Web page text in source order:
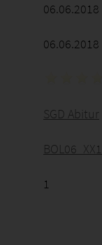
06.06.2018
SGD Abitur
BOL06_XX1
1